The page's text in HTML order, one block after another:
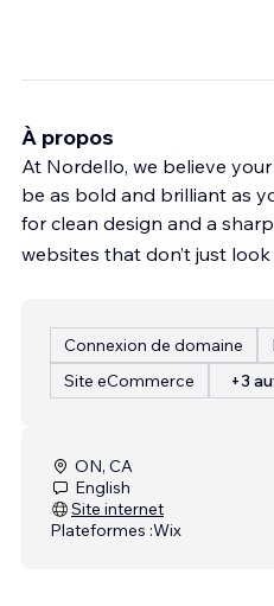
À propos
At Nordello, we believe
be as bold and brilliant as
for clean design and a
websites that don’t just
Connexion de domaine
Site eCommerce
+3
ON, CA
English
Site internet
Plateformes :Wix